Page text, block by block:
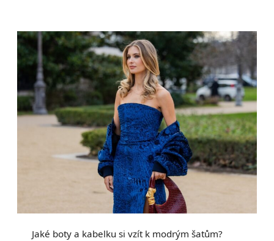
Jaké boty a kabelku si vzít k modrým šatům?